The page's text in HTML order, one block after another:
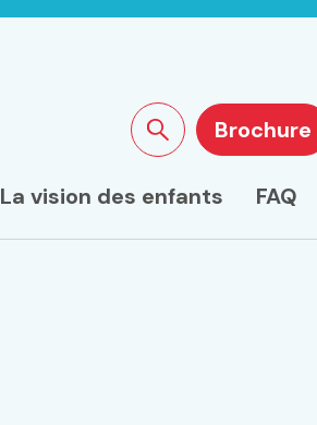
La vision des enfants FAQ
Rechercher sur le site
Brochure